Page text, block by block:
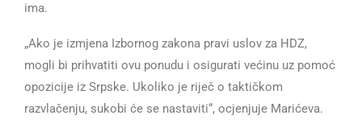
ima.
„Ako je izmjena Izbornog zakona pravi uslov za HDZ,
mogli bi prihvatiti ovu ponudu i osigurati većinu uz pomoć
opozicije iz Srpske. Ukoliko je riječ o taktičkom
razvlačenju, sukobi će se nastaviti“, ocjenjuje Marićeva.